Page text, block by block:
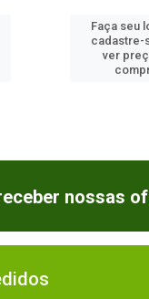
Faça seu
cadastre-
ver
nossas